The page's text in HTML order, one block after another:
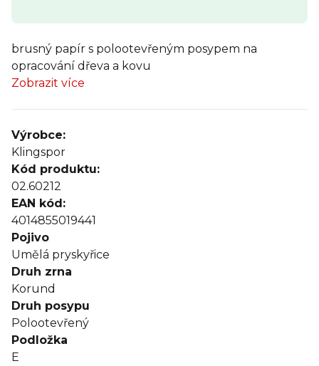
brusný papír s polootevřeným posypem na
opracování dřeva a kovu
Zobrazit více
Výrobce:
Klingspor
Kód produktu:
02.60212
EAN kód:
4014855019441
Pojivo
Umělá pryskyřice
Druh zrna
Korund
Druh posypu
Polootevřený
Podložka
E